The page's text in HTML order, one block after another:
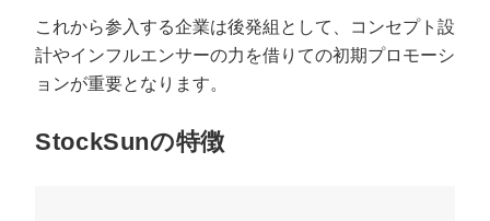
これから参入する企業は後発組として、コンセプト設
計やインフルエンサーの力を借りての初期プロモーシ
ョンが重要となります。
StockSunの特徴